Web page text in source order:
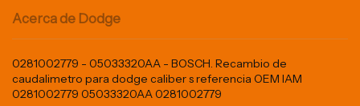
Acerca de Dodge
0281002779 - 05033320AA - BOSCH. Recambio de
caudalimetro para dodge caliber s referencia OEM IAM
0281002779 05033320AA 0281002779